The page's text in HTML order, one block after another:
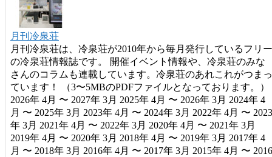
月刊冷泉荘
月刊冷泉荘は、冷泉荘が2010年から毎月発行しているフリー
の冷泉荘情報誌です。 開催イベント情報や、冷泉荘のみな
さんのコラムも連載しています。冷泉荘のあれこれがつまっ
ています！ （3〜5MBのPDFファイルとなっております。）
2026年 4月 〜 2027年 3月 2025年 4月 〜 2026年 3月 2024年 4
月 〜 2025年 3月 2023年 4月 〜 2024年 3月 2022年 4月 〜 2023
年 3月 2021年 4月 〜 2022年 3月 2020年 4月 〜 2021年 3月
2019年 4月 〜 2020年 3月 2018年 4月 〜 2019年 3月 2017年 4
月 〜 2018年 3月 2016年 4月 〜 2017年 3月 2015年 4月 〜 2016